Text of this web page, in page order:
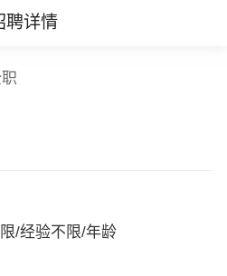
聘详情
/经验不限/年龄